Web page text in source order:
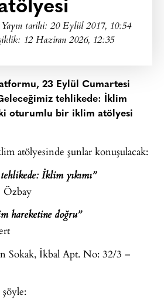
Yayın tarihi: 20 Eylül 2017, 10:54
12 Haziran 2026, 12:35
23 Eylül Cumartesi
tehlikede: İklim
iki oturumlu bir iklim atölyesi
atölyesinde şunlar konuşulacak:
İklim yıkımı”
hareketine doğru”
Sokak, İkbal Apt. No: 32/3 –
şöyle: